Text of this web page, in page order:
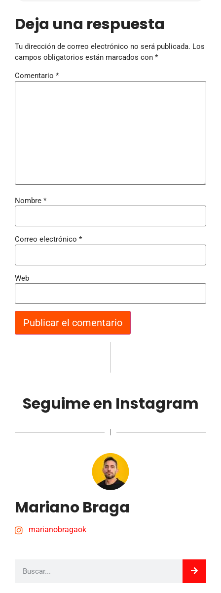
Deja una respuesta
Tu dirección de correo electrónico no será publicada. Los
campos obligatorios están marcados con *
Comentario *
Nombre *
Correo electrónico *
Web
Seguime en Instagram
|
Mariano Braga
marianobragaok